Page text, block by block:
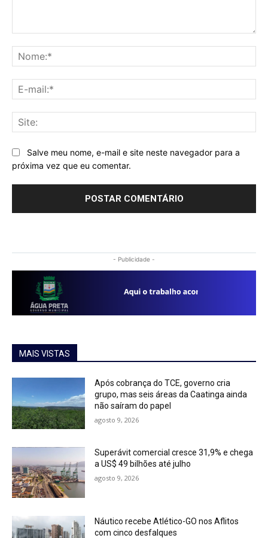
Salve meu nome, e-mail e site neste navegador para a
próxima vez que eu comentar.
- Publicidade -
MAIS VISTAS
Após cobrança do TCE, governo cria
grupo, mas seis áreas da Caatinga ainda
não saíram do papel
agosto 9, 2026
Superávit comercial cresce 31,9% e chega
a US$ 49 bilhões até julho
agosto 9, 2026
Náutico recebe Atlético-GO nos Aflitos
com cinco desfalques